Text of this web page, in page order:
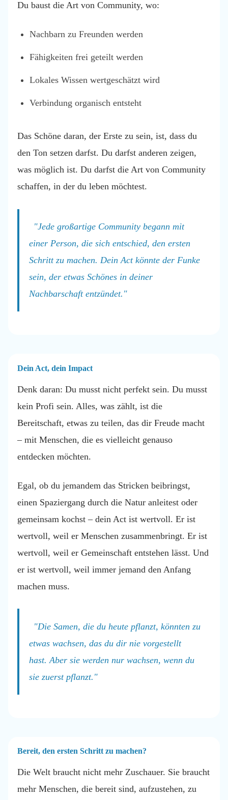
Du baust die Art von Community, wo:
Nachbarn zu Freunden werden
Fähigkeiten frei geteilt werden
Lokales Wissen wertgeschätzt wird
Verbindung organisch entsteht
Das Schöne daran, der Erste zu sein, ist, dass du
den Ton setzen darfst. Du darfst anderen zeigen,
was möglich ist. Du darfst die Art von Community
schaffen, in der du leben möchtest.
"Jede großartige Community begann mit
einer Person, die sich entschied, den ersten
Schritt zu machen. Dein Act könnte der Funke
sein, der etwas Schönes in deiner
Nachbarschaft entzündet."
Dein Act, dein Impact
Denk daran: Du musst nicht perfekt sein. Du musst
kein Profi sein. Alles, was zählt, ist die
Bereitschaft, etwas zu teilen, das dir Freude macht
– mit Menschen, die es vielleicht genauso
entdecken möchten.
Egal, ob du jemandem das Stricken beibringst,
einen Spaziergang durch die Natur anleitest oder
gemeinsam kochst – dein Act ist wertvoll. Er ist
wertvoll, weil er Menschen zusammenbringt. Er ist
wertvoll, weil er Gemeinschaft entstehen lässt. Und
er ist wertvoll, weil immer jemand den Anfang
machen muss.
"Die Samen, die du heute pflanzt, könnten zu
etwas wachsen, das du dir nie vorgestellt
hast. Aber sie werden nur wachsen, wenn du
sie zuerst pflanzt."
Bereit, den ersten Schritt zu machen?
Die Welt braucht nicht mehr Zuschauer. Sie braucht
mehr Menschen, die bereit sind, aufzustehen, zu